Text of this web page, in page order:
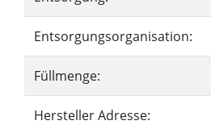
Entsorgungsorganisation:
Füllmenge:
Hersteller Adresse: